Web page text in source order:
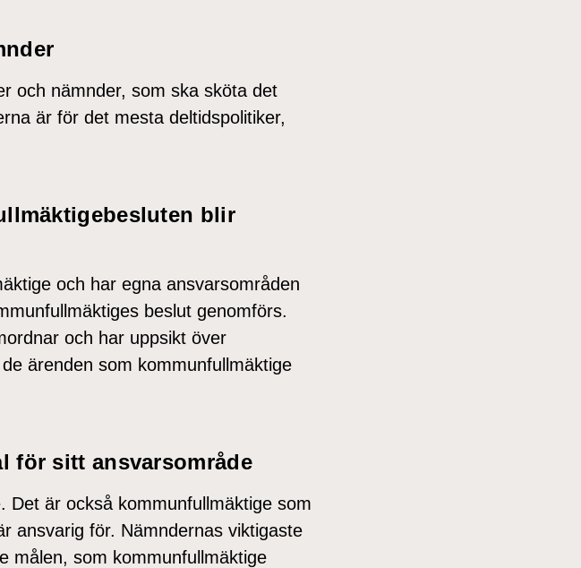
och nämnder, som ska sköta det
är för det mesta deltidspolitiker,
blir
och har egna ansvarsområden
beslut genomförs.
och har uppsikt över
ärenden som kommunfullmäktige
för sitt ansvarsområde
Det är också kommunfullmäktige som
ansvarig för. Nämndernas viktigaste
målen, som kommunfullmäktige